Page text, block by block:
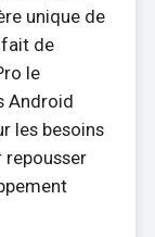
unique de
de
le
Android
les besoins
repousser